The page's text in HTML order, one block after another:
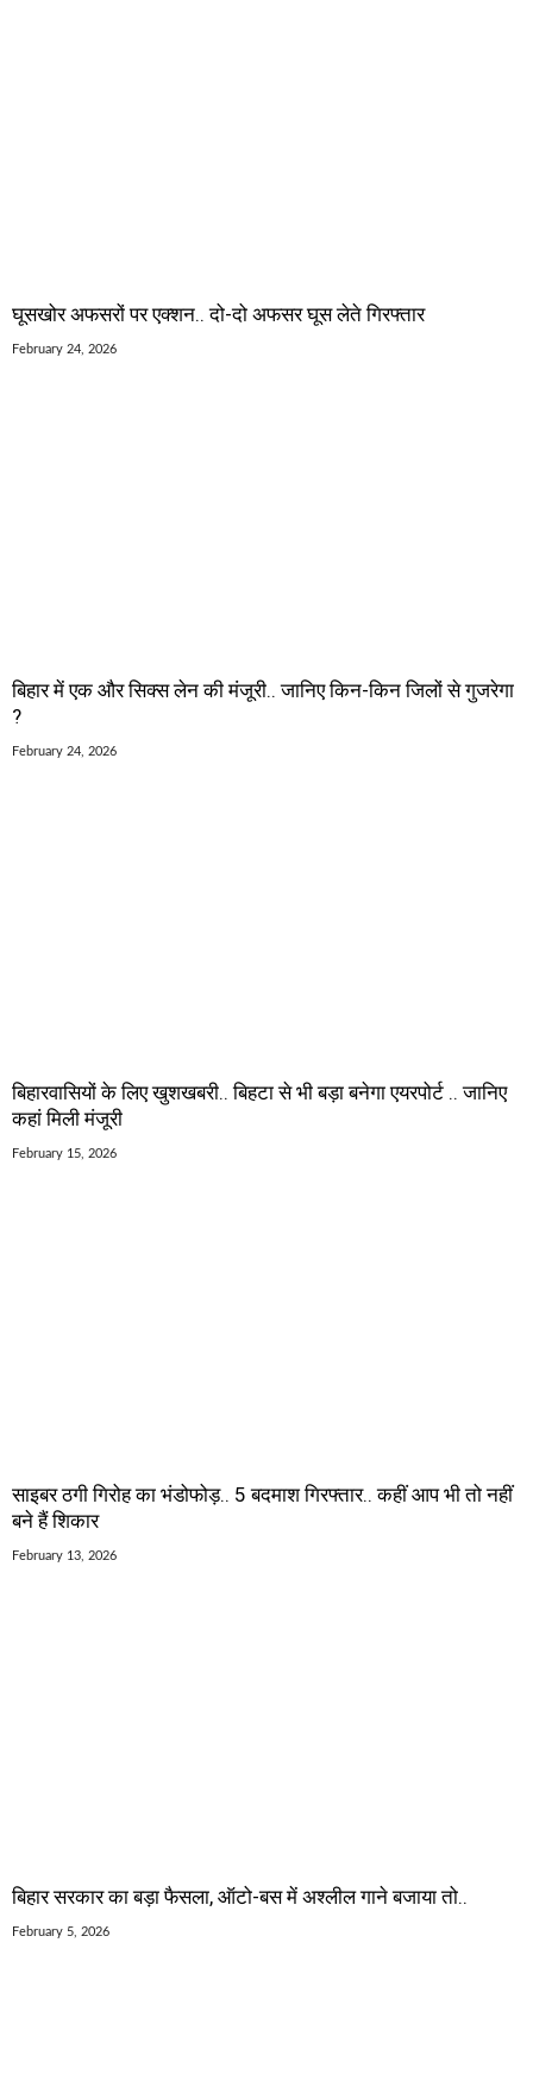
घूसखोर अफसरों पर एक्शन.. दो-दो अफसर घूस लेते गिरफ्तार
February 24, 2026
बिहार में एक और सिक्स लेन की मंजूरी.. जानिए किन-किन जिलों से गुजरेगा
?
February 24, 2026
बिहारवासियों के लिए खुशखबरी.. बिहटा से भी बड़ा बनेगा एयरपोर्ट .. जानिए
कहां मिली मंजूरी
February 15, 2026
साइबर ठगी गिरोह का भंडोफोड़.. 5 बदमाश गिरफ्तार.. कहीं आप भी तो नहीं
बने हैं शिकार
February 13, 2026
बिहार सरकार का बड़ा फैसला, ऑटो-बस में अश्लील गाने बजाया तो..
February 5, 2026